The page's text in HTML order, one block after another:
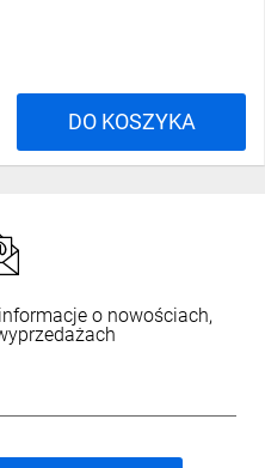
DO KOSZYKA
o nowościach,